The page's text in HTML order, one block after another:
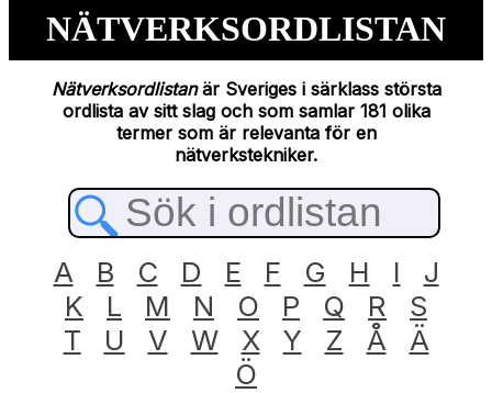
NÄTVERKSORDLISTAN
Nätverksordlistanär Sveriges i särklass största
ordlista av sitt slag och som samlar 181 olika
termer som är relevanta för en
nätverkstekniker.
A B C D E F G H I
J
K
L M N O P Q R
S
T
U V W X Y Z Å
Ä
Ö